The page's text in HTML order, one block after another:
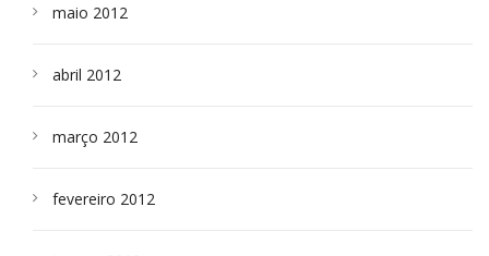
maio 2012
abril 2012
março 2012
fevereiro 2012